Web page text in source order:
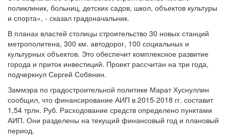
поликлиник, больниц, детских садов, школ, объектов культуры
и спорта», - сказал градоначальник.
В планах властей столицы строительство 30 новых станций
метрополитена, 300 км. автодорог, 100 социальных и
культурных объектов. Это обеспечит комплексное развитие
города и приток инвестиций. Проект рассчитан на три года,
подчеркнул Сергей Собянин.
Заммэра по градостроительной политике Марат Хуснуллин
сообщил, что финансирование АИП в 2015-2018 гг. составит
1,54 трлн. Руб. Расходование средств определено пунктами
АИП. Они разделены на текущий финансовый год и плановый
период.